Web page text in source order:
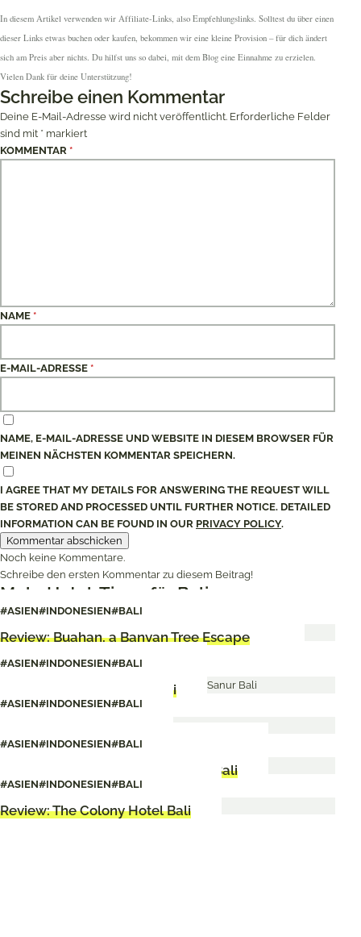
In diesem Artikel verwenden wir Affiliate-Links, also Empfehlungslinks. Solltest du über einen
dieser Links etwas buchen oder kaufen, bekommen wir eine kleine Provision – für dich ändert
sich am Preis aber nichts. Du hilfst uns so dabei, mit dem Blog eine Einnahme zu erzielen.
Vielen Dank für deine Unterstützung!
Schreibe einen Kommentar
Deine E-Mail-Adresse wird nicht veröffentlicht. Erforderliche Felder
sind mit * markiert
KOMMENTAR *
NAME *
E-MAIL-ADRESSE *
NAME, E-MAIL-ADRESSE UND WEBSITE IN DIESEM BROWSER FÜR
MEINEN NÄCHSTEN KOMMENTAR SPEICHERN.
I AGREE THAT MY DETAILS FOR ANSWERING THE REQUEST WILL
BE STORED AND PROCESSED UNTIL FURTHER NOTICE. DETAILED
INFORMATION CAN BE FOUND IN OUR PRIVACY POLICY.
Noch keine Kommentare.
Schreibe den ersten Kommentar zu diesem Beitrag!
Mehr Hotel-Tipps für Bali
#ASIEN#INDONESIEN#BALI
Review: Buahan, a Banyan Tree Escape
#ASIEN#INDONESIEN#BALI
Review: Hyatt Regency Bali
#ASIEN#INDONESIEN#BALI
#ASIEN#INDONESIEN#BALI
Review: Citadines Berawa Beach Bali
#ASIEN#INDONESIEN#BALI
Review: The Colony Hotel Bali